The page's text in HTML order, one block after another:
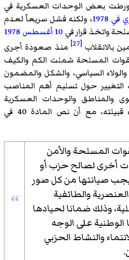
بعض الوحدات العسكرية في
1978
، ولكنه فشل سريعاً لعدم
واتخذ قرار في 10 أغسطس
1978
بالانقلاب [27]
منذ صعودة أجرى
المسلحة شملت الكم والكيف
السياسي، والشكل والمضمون
التغيير حول تسليم أهم المناصب
والمناطق والوحدات العسكرية
قبيلته، مع أن نص المادة 40 في
المسلحة والأمن
أخرى لصالح حزب أو
صيانتها من كل صور
والطائفية
وذلك ضمانا لحيادها
الوطنية على الوجه
والنشاط الحزبي
“